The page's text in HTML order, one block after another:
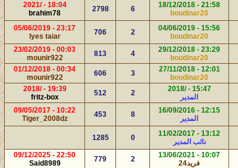
21:58 - 18/12/2018
boudinar20
6
2798
18:04 - /2021
brahim78
15:56 - 04/06/2019
boudinar20
2
706
23:17 - 05/06/2019
lyes taiar
23:29 - 29/12/2018
boudinar20
4
813
00:03 - 23/02/2019
mounir922
12:01 - 27/11/2018
boudinar20
3
606
00:34 - 01/12/2018
mounir922
15:47 - /2018
المدير
2
512
19:39 - /2018
fritz-box
12:15 - 16/09/2016
المدير
8
453
10:22 - 09/05/2017
Tiger_2008dz
13:12 - 11/02/2017
نائب المدير
0
1285
10:07 - 13/06/2021
فريد24
2
779
22:50 - 09/12/2025
Said8989